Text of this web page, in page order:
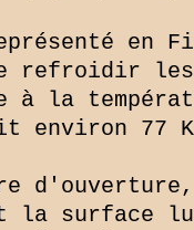
refroidir les
à la
environ 77
la surface